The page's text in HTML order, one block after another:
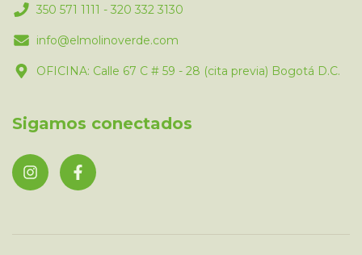
350 571 1111 - 320 332 3130
info@elmolinoverde.com
OFICINA: Calle 67 C # 59 - 28 (cita previa) Bogotá D.C.
Sigamos conectados